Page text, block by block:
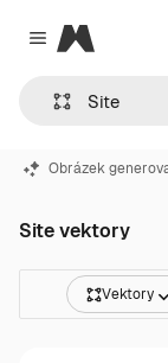
Close menu
Magnific
Obrázek
Site vektory
Vektory